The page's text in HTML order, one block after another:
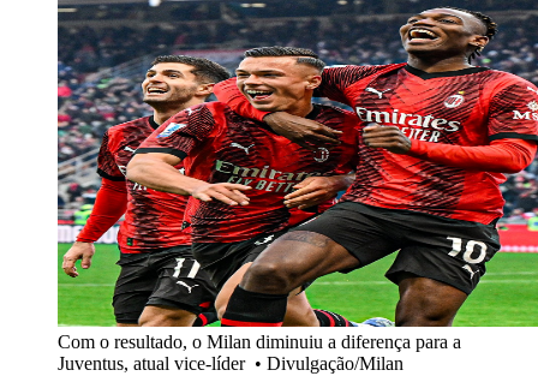
Com o resultado, o Milan diminuiu a diferença para a
Juventus, atual vice-líder • Divulgação/Milan